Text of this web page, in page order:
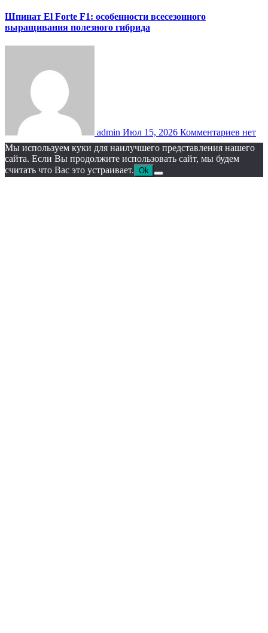
Шпинат El Forte F1: особенности всесезонного
выращивания полезного гибрида
admin Июл 15, 2026 Комментариев нет
Мы используем куки для наилучшего представления нашего
сайта. Если Вы продолжите использовать сайт, мы будем
считать что Вас это устраивает. Ok